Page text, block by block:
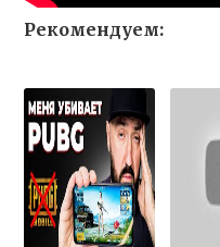
Рекомендуем: